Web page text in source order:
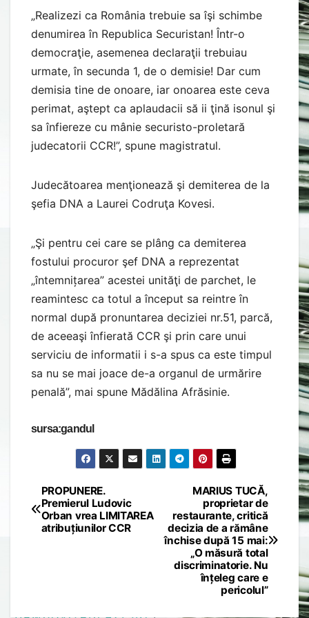
„Realizezi ca România trebuie sa îşi schimbe
denumirea în Republica Securistan! Într-o
democraţie, asemenea declaraţii trebuiau
urmate, în secunda 1, de o demisie! Dar cum
demisia tine de onoare, iar onoarea este ceva
perimat, aştept ca aplaudacii să ii ţină isonul şi
sa înfiereze cu mânie securisto-proletară
judecatorii CCR!”, spune magistratul.
Judecătoarea menţionează şi demiterea de la
şefia DNA a Laurei Codruţa Kovesi.
„Şi pentru cei care se plâng ca demiterea
fostului procuror şef DNA a reprezentat
„întemnițarea” acestei unităţi de parchet, le
reamintesc ca totul a început sa reintre în
normal după pronuntarea deciziei nr.51, parcă,
de aceeaşi înfierată CCR şi prin care unui
serviciu de informatii i s-a spus ca este timpul
sa nu se mai joace de-a organul de urmărire
penală”, mai spune Mădălina Afrăsinie.
sursa:gandul
Post
navigation
MARIUS TUCĂ,
proprietar de
restaurante, critică
decizia de a rămâne
închise după 15 mai:
„O măsură total
discriminatorie. Nu
înțeleg care e
pericolul”
PROPUNERE.
Premierul Ludovic
Orban vrea LIMITAREA
atribuțiunilor CCR